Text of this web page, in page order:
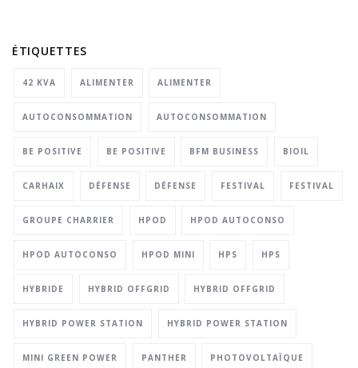
ÉTIQUETTES
42 KVA ALIMENTER ALIMENTER
AUTOCONSOMMATION AUTOCONSOMMATION
BE POSITIVE BE POSITIVE BFM BUSINESS BIOIL
CARHAIX DÉFENSE DÉFENSE FESTIVAL FESTIVAL
GROUPE CHARRIER HPOD HPOD AUTOCONSO
HPOD AUTOCONSO HPOD MINI HPS HPS
HYBRIDE HYBRID OFFGRID HYBRID OFFGRID
HYBRID POWER STATION HYBRID POWER STATION
MINI GREEN POWER PANTHER PHOTOVOLTAÏQUE